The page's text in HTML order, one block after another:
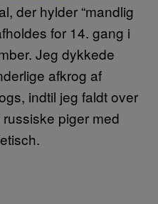
der hylder “mandlig
for 14. gang i
Jeg dykkede
afkrog af
indtil jeg faldt over
piger med